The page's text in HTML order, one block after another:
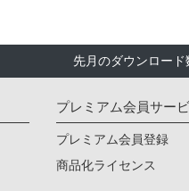
先月のダウンロー
プレミアム会員サー
プレミアム会員登録
商品化ライセンス